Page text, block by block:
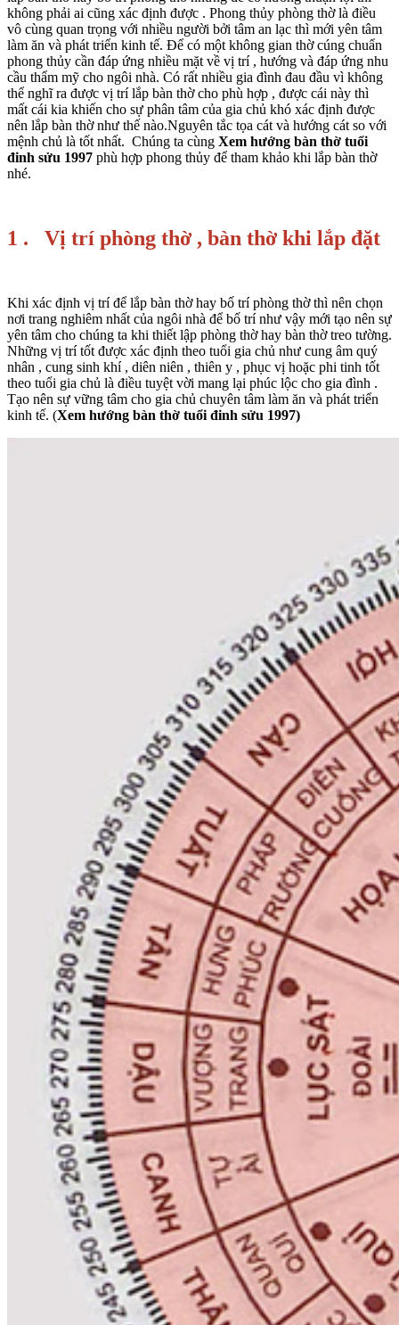
không phải ai cũng xác định được . Phong thủy phòng thờ là điều
vô cùng quan trọng với nhiều người bởi tâm an lạc thì mới yên tâm
làm ăn và phát triển kinh tế. Để có một không gian thờ cúng chuẩn
phong thủy cần đáp ứng nhiều mặt về vị trí , hướng và đáp ứng nhu
cầu thẩm mỹ cho ngôi nhà. Có rất nhiều gia đình đau đầu vì không
thể nghĩ ra được vị trí lắp bàn thờ cho phù hợp , được cái này thì
mất cái kia khiến cho sự phân tâm của gia chủ khó xác định được
nên lắp bàn thờ như thế nào.Nguyên tắc tọa cát và hướng cát so với
mệnh chủ là tốt nhất. Chúng ta cùng Xem hướng bàn thờ tuổi
đinh sửu 1997 phù hợp phong thủy để tham khảo khi lắp bàn thờ
nhé.
1 . Vị trí phòng thờ , bàn thờ khi lắp đặt
Khi xác định vị trí để lắp bàn thờ hay bố trí phòng thờ thì nên chọn
nơi trang nghiêm nhất của ngôi nhà để bố trí như vậy mới tạo nên sự
yên tâm cho chúng ta khi thiết lập phòng thờ hay bàn thờ treo tường.
Những vị trí tốt được xác định theo tuổi gia chủ như cung âm quý
nhân , cung sinh khí , diên niên , thiên y , phục vị hoặc phi tinh tốt
theo tuổi gia chủ là điều tuyệt vời mang lại phúc lộc cho gia đình .
Tạo nên sự vững tâm cho gia chủ chuyên tâm làm ăn và phát triển
kinh tế. (Xem hướng bàn thờ tuổi đinh sửu 1997)